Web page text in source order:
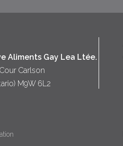
Aliments Gay Lea Ltée.
Carlson
M9W 6L2